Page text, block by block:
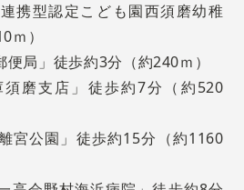
携型認定こども園西須磨幼稚
ｍ）
局」徒歩約3分（約240ｍ）
磨支店」徒歩約7分（約520
宮公園」徒歩約15分（約1160